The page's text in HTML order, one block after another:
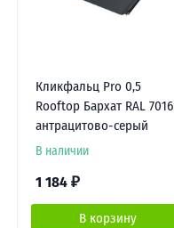
Кликфальц Pro 0,5
Rooftop Бархат RAL 7016
антрацитово-серый
В наличии
1 184 ₽
В корзину